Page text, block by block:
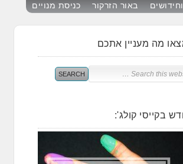
כניסת מנויים באור הזרקור
מה מעניין אתכם
בקייסי קולג':